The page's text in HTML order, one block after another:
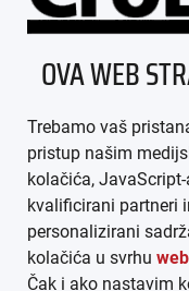
OVA WEB
Trebamo vaš
pristup našim
kolačića,
kvalificirani partneri
personalizirani
kolačića u svrhu
Čak i ako nastavim